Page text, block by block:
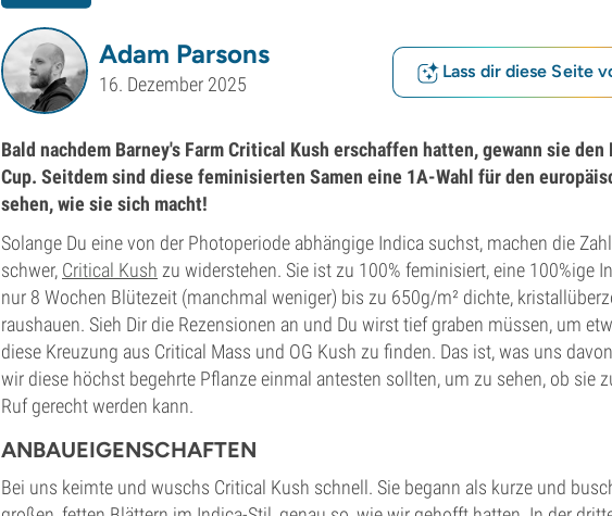
Adam Parsons
16. Dezember 2025
Lass dir diese Seite
Bald nachdem Barney's Farm Critical Kush erschaffen hatten, gewann sie den
Cup. Seitdem sind diese feminisierten Samen eine 1A-Wahl für den
sehen, wie sie sich macht!
Solange Du eine von der Photoperiode abhängige Indica suchst, machen die
schwer, Critical Kush zu widerstehen. Sie ist zu 100% feminisiert, eine 100%ige
nur 8 Wochen Blütezeit (manchmal weniger) bis zu 650g/m² dichte,
raushauen. Sieh Dir die Rezensionen an und Du wirst tief graben müssen, um
diese Kreuzung aus Critical Mass und OG Kush zu finden. Das ist, was uns
wir diese höchst begehrte Pflanze einmal antesten sollten, um zu sehen, ob sie
Ruf gerecht werden kann.
ANBAUEIGENSCHAFTEN
Bei uns keimte und wuschs Critical Kush schnell. Sie begann als kurze und